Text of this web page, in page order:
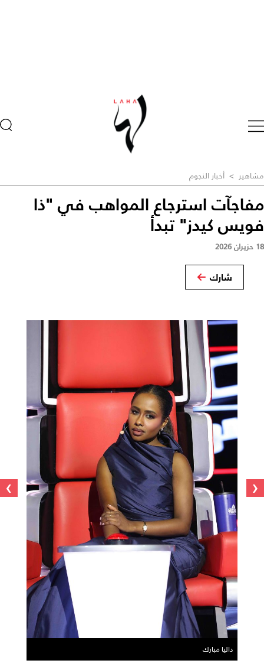
مشاهير > أخبار النجوم
مفاجآت استرجاع المواهب في "ذا
فويس كيدز" تبدأ
18 حزيران 2026
شارك
داليا مبارك
‹
›